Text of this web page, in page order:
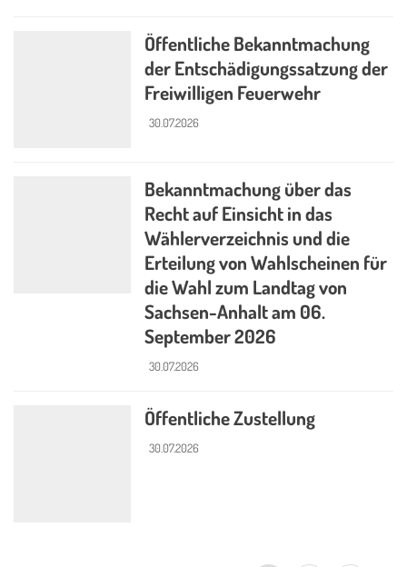
Öffentliche Bekanntmachung
der Entschädigungssatzung der
Freiwilligen Feuerwehr
30.07.2026
Bekanntmachung über das
Recht auf Einsicht in das
Wählerverzeichnis und die
Erteilung von Wahlscheinen für
die Wahl zum Landtag von
Sachsen-Anhalt am 06.
September 2026
30.07.2026
Öffentliche Zustellung
30.07.2026